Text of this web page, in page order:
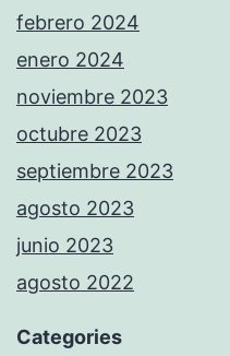
febrero 2024
enero 2024
noviembre 2023
octubre 2023
septiembre 2023
agosto 2023
junio 2023
agosto 2022
Categories